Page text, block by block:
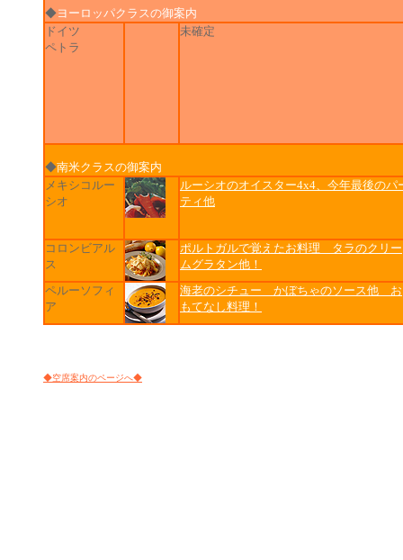
◆ヨーロッパクラスの御案内
ドイツ
ペトラ
未確定
◆南米クラスの御案内
メキシコルー
シオ
ルーシオのオイスター4x4、今年最後のパ
ティ他
コロンビアル
ス
ポルトガルで覚えたお料理 タラのクリー
ムグラタン他！
ペルーソフィ
ア
海老のシチュー かぼちゃのソース他 お
もてなし料理！
◆空席案内のページへ◆